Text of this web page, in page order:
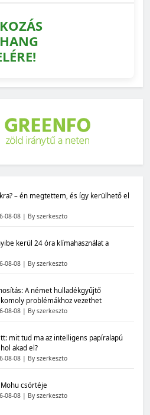
– én megtettem, és így kerülhető el
08-08 By szerkeszto
kerül 24 óra klímahasználat a
08-08 By szerkeszto
A német hulladékgyűjtő
problémákhoz vezethet
08-08 By szerkeszto
mit tud ma az intelligens papíralapú
akad el?
08-08 By szerkeszto
Mohu csörtéje
08-08 By szerkeszto